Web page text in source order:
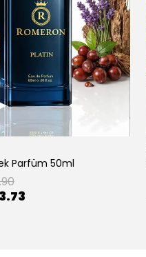
Parfüm 50ml